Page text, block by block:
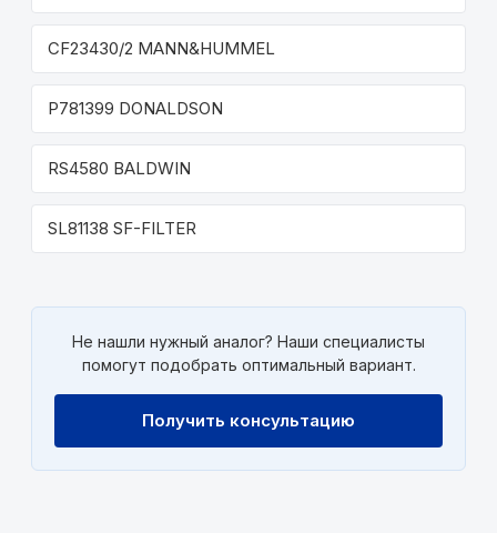
CF23430/2 MANN&HUMMEL
P781399 DONALDSON
RS4580 BALDWIN
SL81138 SF-FILTER
Не нашли нужный аналог? Наши специалисты
помогут подобрать оптимальный вариант.
Получить консультацию